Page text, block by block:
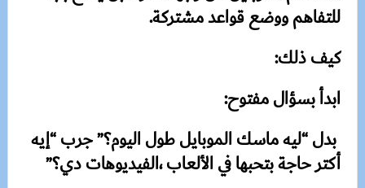
للتفاهم ووضع قواعد مشتركة.
كيف ذلك:
ابدأ بسؤال مفتوح:
بدل “ليه ماسك الموبايل طول اليوم؟” جرب “إيه
أكتر حاجة بتحبها في الألعاب ،الفيديوهات دي؟”